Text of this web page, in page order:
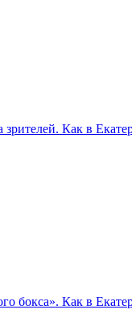
Как в
бокса». Как в